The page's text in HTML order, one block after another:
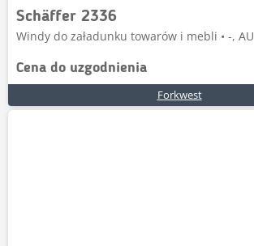
Schäffer 2336
Windy do załadunku towarów i mebli • -, AU
Cena do uzgodnienia
Forkwest